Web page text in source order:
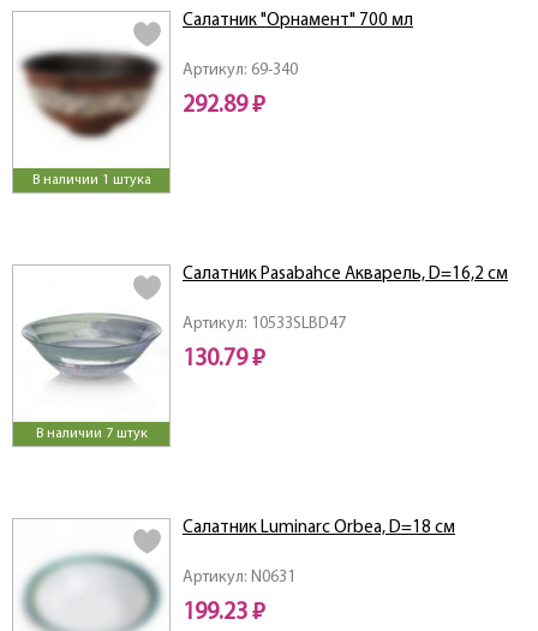
В наличии 1 штука
Артикул: 69-340
Салатник "Орнамент" 700 мл
292.89 ₽
В наличии 7 штук
Артикул: 10533SLBD47
Салатник Pasabahce Акварель, D=16,2 см
130.79 ₽
Артикул: N0631
Салатник Luminarc Orbea, D=18 см
199.23 ₽